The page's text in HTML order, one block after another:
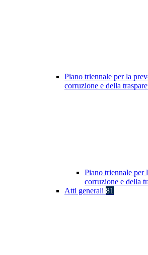
Piano triennale per la
corruzione e della
Piano triennale per
corruzione e della
Atti generali 81